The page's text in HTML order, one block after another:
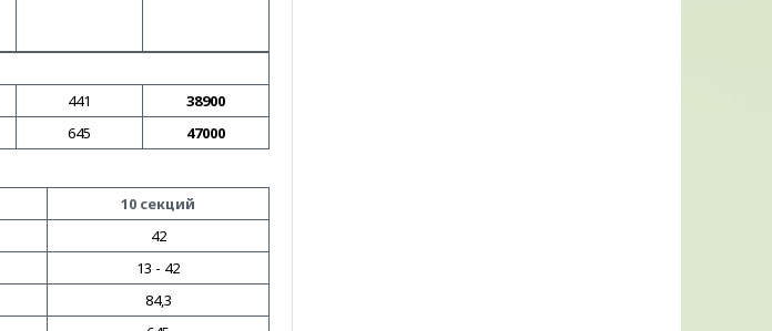
441
38900
645
47000
10 секций
42
13 - 42
84,3